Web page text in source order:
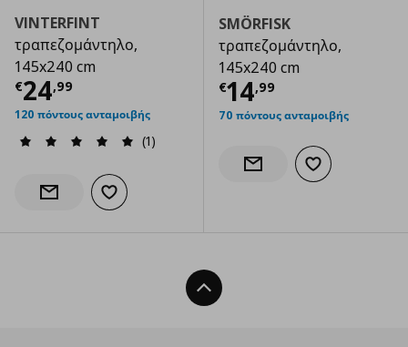
VINTERFINT
τραπεζομάντηλο,
145x240 cm
€24,99
Τρέχουσα τιμή € 24,99
120 πόντους ανταμοιβής
(1)
Ενημέρωση διαθεσιμότητας
Προσθήκη στα αγαπημένα
SMÖRFISK
τραπεζομάντηλο,
145x240 cm
€14,99
Τρέχουσα
70 πόντους ανταμοιβής
Ενημέρωση διαθεσιμότητας
Προσθήκη στα
Back To Top